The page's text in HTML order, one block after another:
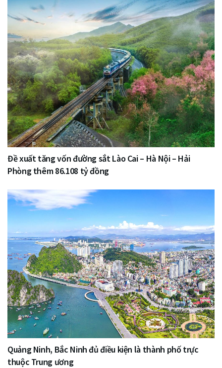
Đề xuất tăng vốn đường sắt Lào Cai – Hà Nội – Hải
Phòng thêm 86.108 tỷ đồng
Quảng Ninh, Bắc Ninh đủ điều kiện là thành phố trực
thuộc Trung ương